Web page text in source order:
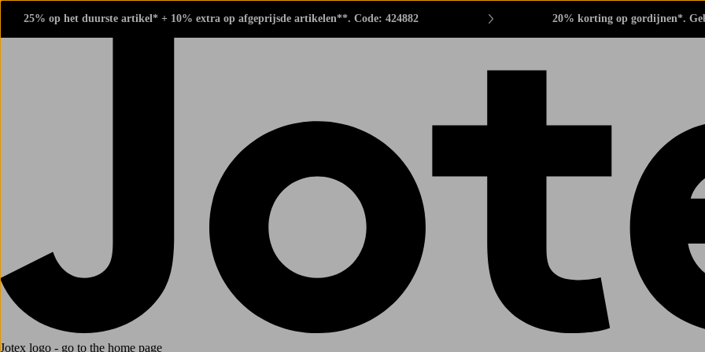
25% op het duurste artikel* + 10% extra op afgeprijsde artikelen**. Code: 424882 20% korting op gordijnen*.
Jotex logo - go to the home page